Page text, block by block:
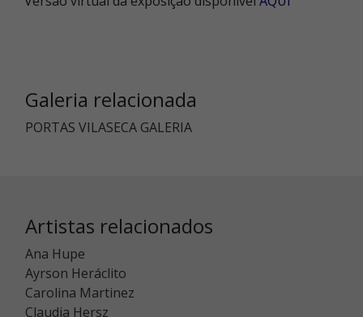
Galeria relacionada
PORTAS VILASECA GALERIA
Artistas relacionados
Ana Hupe
Ayrson Heráclito
Carolina Martinez
Claudia Hersz